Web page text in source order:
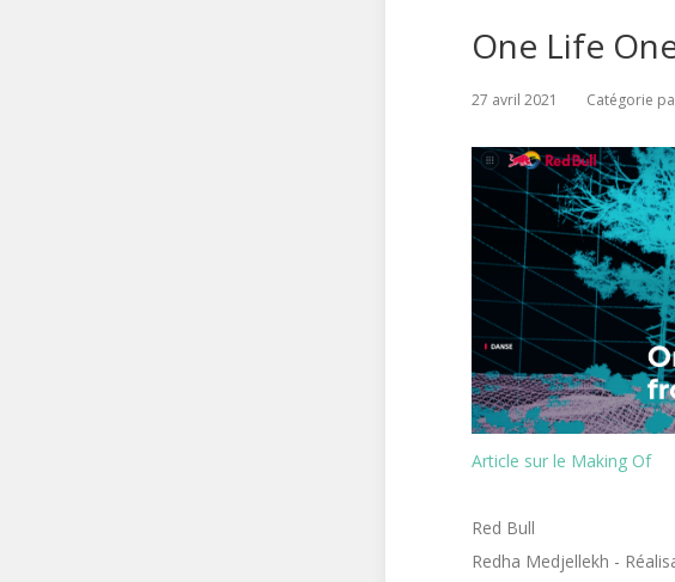
One Life
27 avril 2021 Catégorie
Article sur le Making Of
Red Bull
Redha Medjellekh -